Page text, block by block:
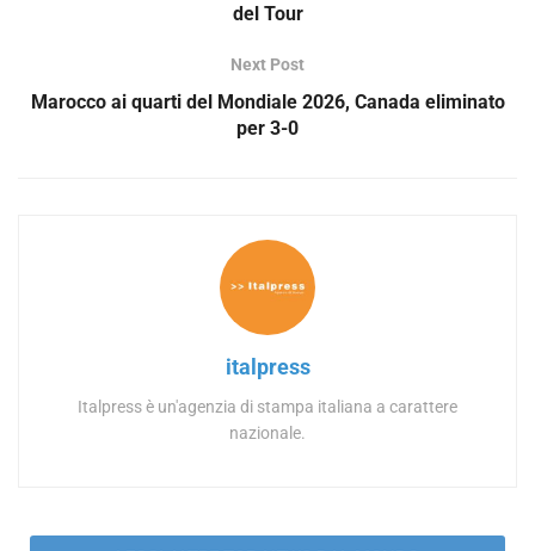
del Tour
Next Post
Marocco ai quarti del Mondiale 2026, Canada eliminato
per 3-0
italpress
Italpress è un'agenzia di stampa italiana a carattere
nazionale.